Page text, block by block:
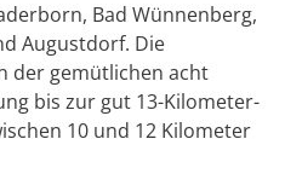
Bad Wünnenberg,
Augustdorf. Die
der gemütlichen acht
bis zur gut 13-Kilometer-
10 und 12 Kilometer